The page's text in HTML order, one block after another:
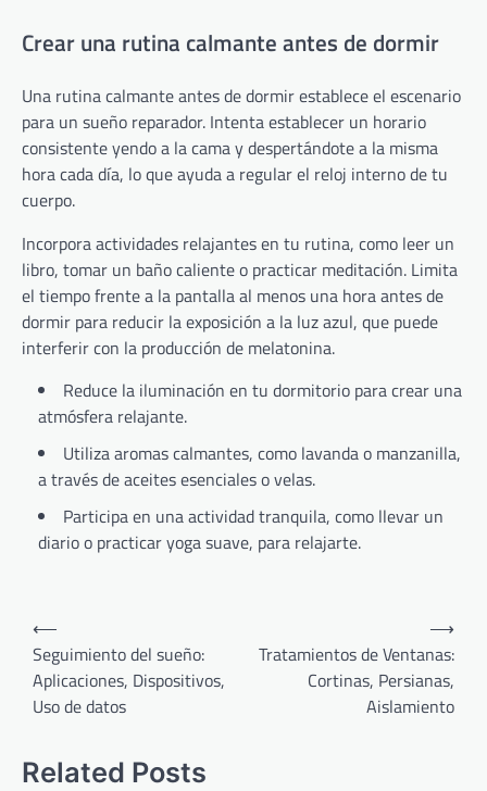
Crear una rutina calmante antes de dormir
Una rutina calmante antes de dormir establece el escenario
para un sueño reparador. Intenta establecer un horario
consistente yendo a la cama y despertándote a la misma
hora cada día, lo que ayuda a regular el reloj interno de tu
cuerpo.
Incorpora actividades relajantes en tu rutina, como leer un
libro, tomar un baño caliente o practicar meditación. Limita
el tiempo frente a la pantalla al menos una hora antes de
dormir para reducir la exposición a la luz azul, que puede
interferir con la producción de melatonina.
Reduce la iluminación en tu dormitorio para crear una
atmósfera relajante.
Utiliza aromas calmantes, como lavanda o manzanilla,
a través de aceites esenciales o velas.
Participa en una actividad tranquila, como llevar un
diario o practicar yoga suave, para relajarte.
Post
navigation
⟵
Seguimiento del sueño:
Aplicaciones, Dispositivos,
Uso de datos
Tratamientos de Ventanas:
Cortinas, Persianas,
Aislamiento
⟶
Related Posts